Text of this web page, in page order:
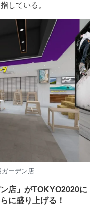
している。
ーデン店
店」がTOKYO2020に
に盛り上げる！